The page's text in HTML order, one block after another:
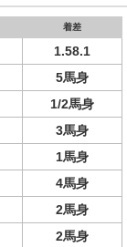
着差
1.58.1
5馬身
1/2馬身
3馬身
1馬身
4馬身
2馬身
2馬身